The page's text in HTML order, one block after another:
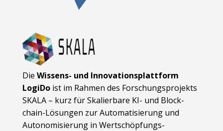
Die Wissens- und Innovationsplattform
LogiDoist im Rahmen des Forschungsprojekts
SKALA – kurz für Skalierbare KI- und Block­
chain-Lösungen zur Automatisierung und
Autonomisierung in Wert­schöpfungs­